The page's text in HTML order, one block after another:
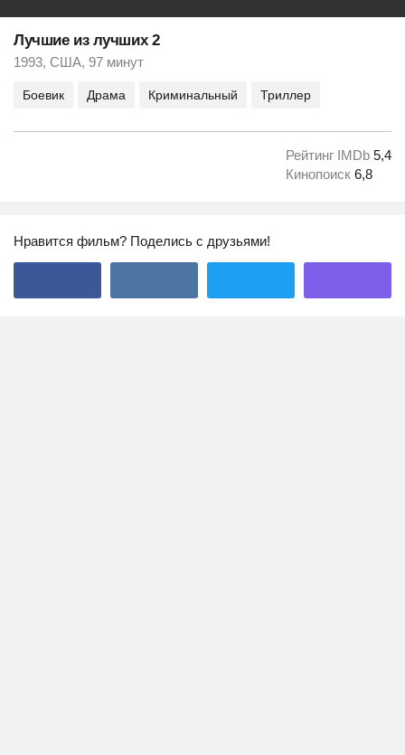
Лучшие из лучших 2
1993, США, 97 минут
Боевик Драма Криминальный Триллер
Рейтинг IMDb 5,4
Кинопоиск 6,8
Нравится фильм? Поделись с друзьями!